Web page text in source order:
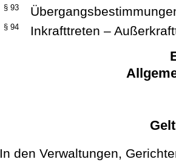
§ 93
§ 94 Inkrafttreten –
In den Verwaltungen,